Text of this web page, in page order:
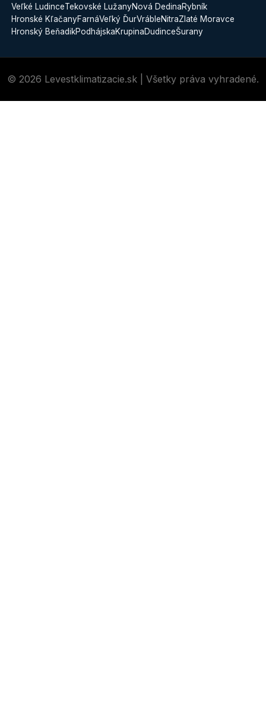
Veľké LudinceTekovské LužanyNová DedinaRybník
Hronské KľačanyFarnáVeľký ĎurVrábleNitraZlaté Moravce
Hronský BeňadikPodhájskaKrupinaDudinceŠurany
© 2026 Levestklimatizacie.sk | Všetky práva vyhradené.